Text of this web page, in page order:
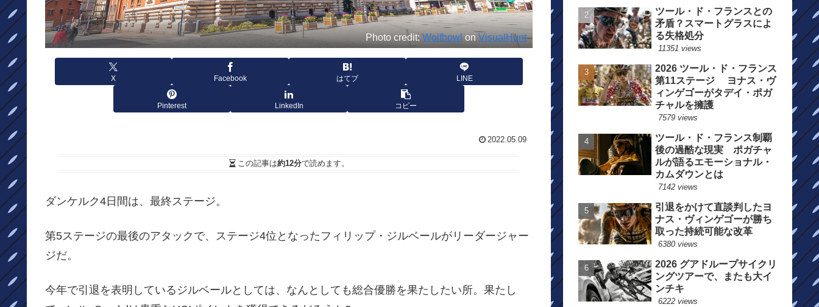
Photo credit:WolfhowlonVisualHunt
X Facebook はてブ LINE
Pinterest LinkedIn コピー
2022.05.09
この記事は約12分で読めます。
ダンケルク4日間は、最終ステージ。
第5ステージの最後のアタックで、ステージ4位となったフィリップ・ジルベールがリーダージャー
ジだ。
今年で引退を表明しているジルベールとしては、なんとしても総合優勝を果たしたい所。果たし
ツール・ド・フランスとの
矛盾？スマートグラスによ
る失格処分
11351 views
2026 ツール・ド・フランス
第11ステージ ヨナス・ヴ
ィンゲゴーがタデイ・ポガ
チャルを擁護
7579 views
ツール・ド・フランス制覇
後の過酷な現実 ポガチャ
ルが語るエモーショナル・
カムダウンとは
7142 views
引退をかけて直談判したヨ
ナス・ヴィンゲゴーが勝ち
取った持続可能な改革
6380 views
2026 グアドループサイクリ
ングツアーで、またも大イ
ンチキ
6222 views